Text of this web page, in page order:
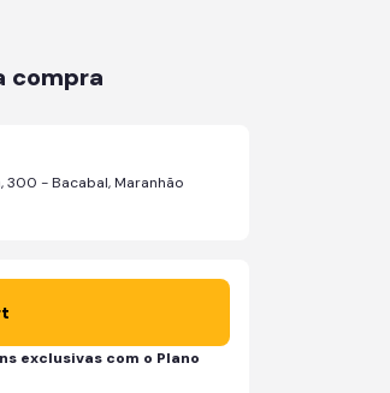
compra
300 - Bacabal, Maranhão
exclusivas com o Plano